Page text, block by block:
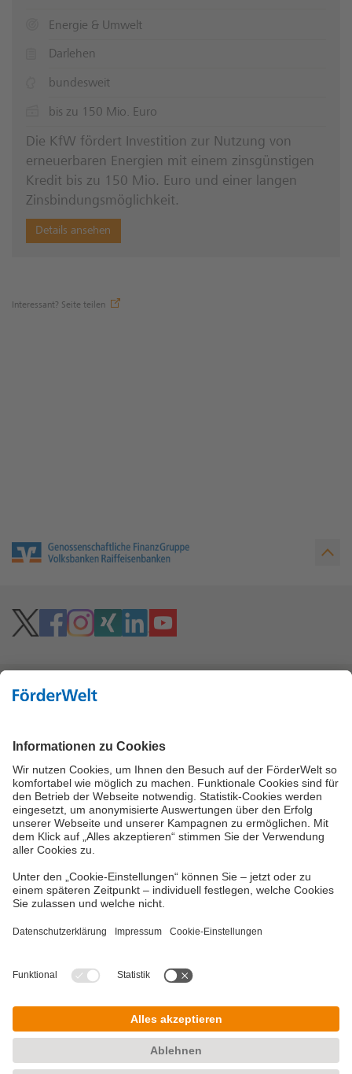
Energie & Umwelt
Darlehen
bundesweit
bis zu 150 Mio. Euro
Die KfW fördert Investition zur Nutzung von
erneuerbaren Energien mit einem zinsgünstigen
Kredit bis zu 150 Mio. Euro und einer langen
Zinsbindungsmöglichkeit.
Details ansehen
Interessant? Seite teilen
Vielzahl an Fördermitteln
Eine Förderung Ihres Projektes kann, je nach
Förderbedingungen, über viele verschiedene
Wege möglich sein. Neben den Bundes- und
Landesförderinstituten können Fördermittel des
Bundesamtes für Wirtschaft und
Main
Datenschutzhinweise